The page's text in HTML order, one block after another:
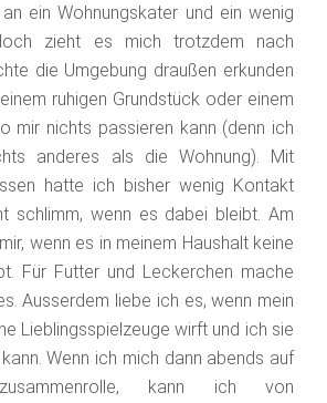
ein Wohnungskater und ein wenig
zieht es mich trotzdem nach
die Umgebung draußen erkunden
ruhigen Grundstück oder einem
mir nichts passieren kann (denn ich
anderes als die Wohnung). Mit
hatte ich bisher wenig Kontakt
schlimm, wenn es dabei bleibt. Am
wenn es in meinem Haushalt keine
Für Futter und Leckerchen mache
Ausserdem liebe ich es, wenn mein
Lieblingsspielzeuge wirft und ich sie
Wenn ich mich dann abends auf
kann ich von